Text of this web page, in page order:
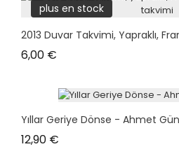
plus en stock
2013 Duvar Takvimi, Yapraklı,
6,00 €
Yıllar Geriye Dönse - Ahmet
12,90 €